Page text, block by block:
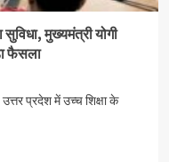
मुख्यमंत्री योगी
फैसला
प्रदेश में उच्च शिक्षा के